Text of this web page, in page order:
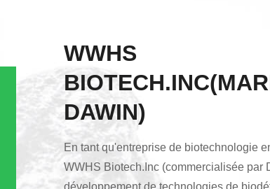
WWHS
DAWIN)
En tant qu'entreprise de biotechnologie
WWHS Biotech.Inc (commercialisée par
développement de technologies de